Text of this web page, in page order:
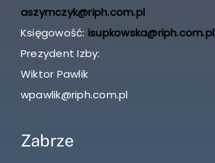
aszymczyk@riph.com.pl
Księgowość: isupkowska@riph.com.pl
Prezydent Izby:
Wiktor Pawlik
wpawlik@riph.com.pl
Zabrze